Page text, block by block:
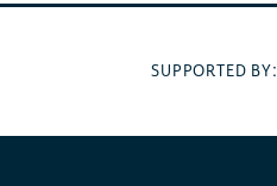
SUPPORTED BY: